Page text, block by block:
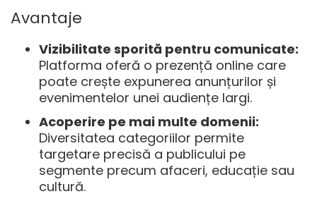
Avantaje
Vizibilitate sporită pentru comunicate:
Platforma oferă o prezență online care
poate crește expunerea anunțurilor și
evenimentelor unei audiențe largi.
Acoperire pe mai multe domenii:
Diversitatea categoriilor permite
targetare precisă a publicului pe
segmente precum afaceri, educație sau
cultură.